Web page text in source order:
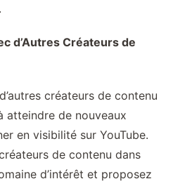
d’Autres Créateurs de
créateurs de contenu
atteindre de nouveaux
en visibilité sur YouTube.
de contenu dans
d’intérêt et proposez